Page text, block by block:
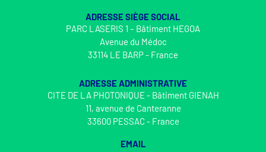
ADRESSE SIÈGE SOCIAL
PARC LASERIS 1 – Bâtiment HEGOA
Avenue du Médoc
33114 LE BARP - France
ADRESSE ADMINISTRATIVE
CITE DE LA PHOTONIQUE - Bâtiment GIENAH
11, avenue de Canteranne
33600 PESSAC - France
EMAIL